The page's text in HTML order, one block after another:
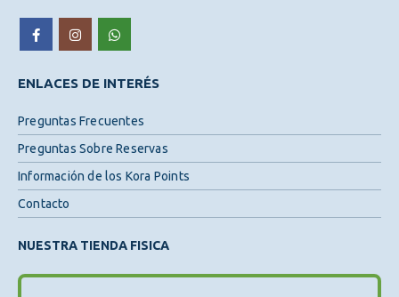
ENLACES DE INTERÉS
Preguntas Frecuentes
Preguntas Sobre Reservas
Información de los Kora Points
Contacto
NUESTRA TIENDA FISICA